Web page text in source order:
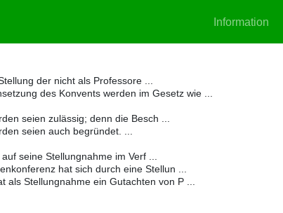
Information
der nicht als Professore ...
des Konvents werden im Gesetz wie ...
seien zulässig; denn die Besch ...
seien auch begründet. ...
seine Stellungnahme im Verf ...
hat sich durch eine Stellun ...
als Stellungnahme ein Gutachten von P ...